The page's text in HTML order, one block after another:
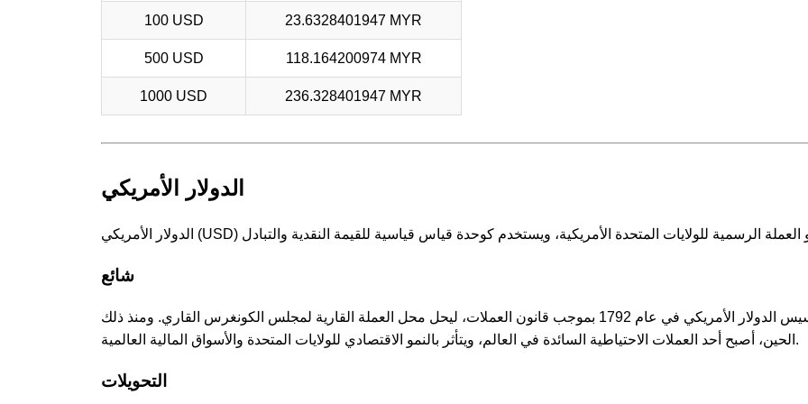
100 USD 23.6328401947 MYR
500 USD 118.164200974 MYR
1000 USD 236.328401947 MYR
الدولار الأمريكي
شائع
تم تأسيس الدولار الأمريكي في عام 1792 بموجب قانون العملات، ليحل محل العملة القارية لمجلس الكونغرس القاري. ومنذ ذلك
الحين، أصبح أحد العملات الاحتياطية السائدة في العالم، ويتأثر بالنمو الاقتصادي للولايات المتحدة والأسواق المالية العالمية.
التحويلات